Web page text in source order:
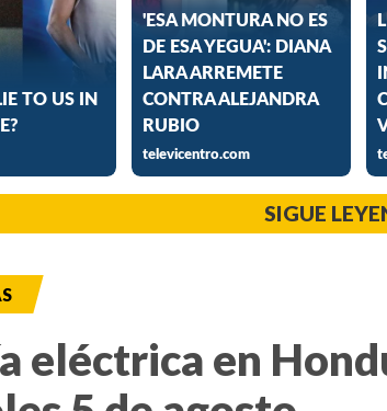
SIGUE
eléctrica en